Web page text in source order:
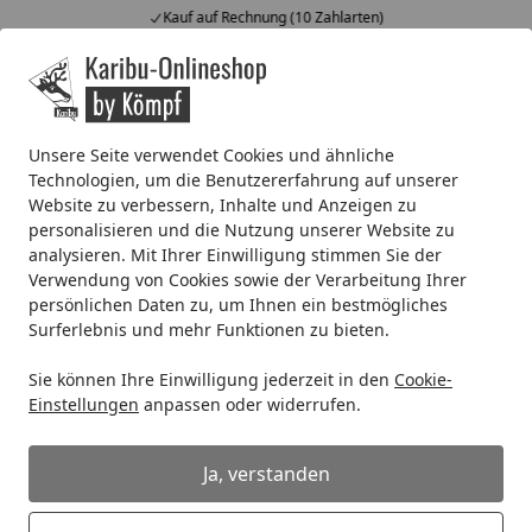
Unsere Seite verwendet Cookies und ähnliche
Technologien, um die Benutzererfahrung auf unserer
Website zu verbessern, Inhalte und Anzeigen zu
personalisieren und die Nutzung unserer Website zu
analysieren. Mit Ihrer Einwilligung stimmen Sie der
Verwendung von Cookies sowie der Verarbeitung Ihrer
persönlichen Daten zu, um Ihnen ein bestmögliches
Surferlebnis und mehr Funktionen zu bieten.
Sie können Ihre Einwilligung jederzeit in den Cookie-
Einstellungen anpassen oder widerrufen.
Ja, verstanden
Kauf auf Rechnung (10 Zahlarten)
Alle Produkte
Mein Konto
Startseite
Individuelles Angebot
Wie kann ich ein individuelles
Angebot erhalten?
Wir erstellen Ihnen gerne ein individuelles, auf Ihre
bei uns registriert sind, dann können Sie alle Angebote
unter der Rubrik "Mein Konto" und dann weiter unter
"Angebotsanfrage" einsehen. Sie finden diese Rubrik in
den Onlineshops jeweils oben rechts, in der obersten
Zeile (Header).